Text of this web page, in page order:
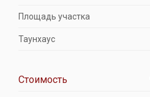
Площадь участка
Таунхаус
Стоимость